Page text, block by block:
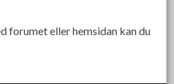
forumet eller hemsidan kan du